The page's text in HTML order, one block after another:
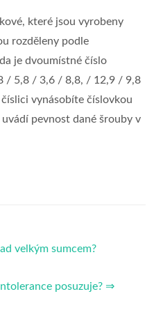
které jsou vyrobeny
rozděleny podle
je dvoumístné číslo
/ 5,8 / 3,6 / 8,8, / 12,9 / 9,8
vynásobíte číslovkou
pevnost dané šrouby v
velkým sumcem?
posuzuje? ⇒